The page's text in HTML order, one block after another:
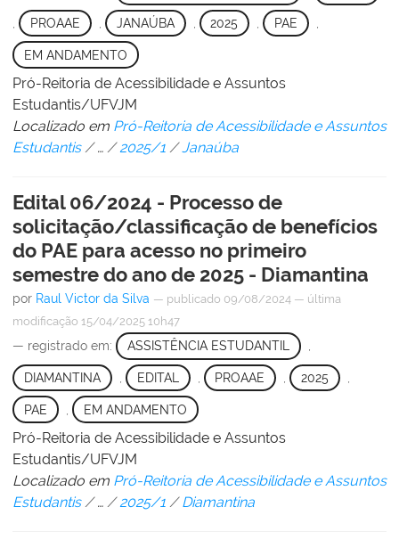
PROAAE JANAÚBA 2025 , PAE
EM ANDAMENTO
Pró-Reitoria de Acessibilidade e Assuntos
Estudantis/UFVJM
Localizado em Pró-Reitoria de Acessibilidade e Assuntos
Estudantis /… /2025/1 /Janaúba
Edital 06/2024 - Processo de
solicitação/classificação de benefícios
do PAE para acesso no primeiro
semestre do ano de 2025 - Diamantina
por Raul Victor da Silva — publicado 09/08/2024 — última
modificação 15/04/2025 10h47
— registrado em: ASSISTÊNCIA ESTUDANTIL ,
DIAMANTINA EDITAL PROAAE , 2025
PAE EM ANDAMENTO
Pró-Reitoria de Acessibilidade e Assuntos
Estudantis/UFVJM
Localizado em Pró-Reitoria de Acessibilidade e Assuntos
Estudantis /… /2025/1 /Diamantina